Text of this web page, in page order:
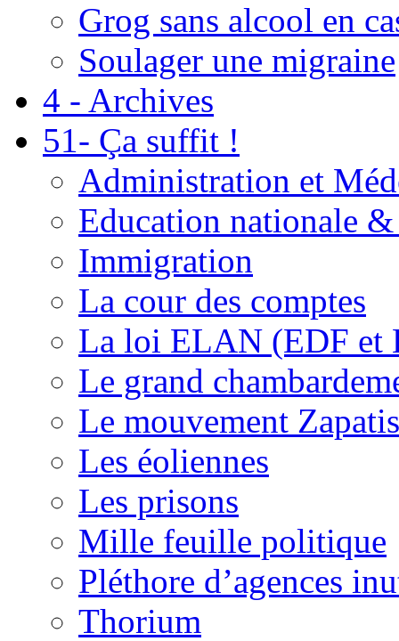
Grog sans alcool en
Soulager une migraine
4 - Archives
51- Ça suffit !
Administration et
Education nationale
Immigration
La cour des comptes
La loi ELAN (EDF et
Le grand
Le mouvement
Les éoliennes
Les prisons
Mille feuille politique
Pléthore d’agences
Thorium